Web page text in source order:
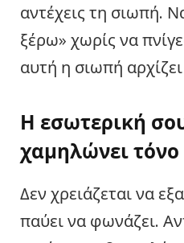
αντέχεις τη σιωπή.
ξέρω» χωρίς να
αυτή η σιωπή
Η εσωτερική
χαμηλώνει τόνο
Δεν χρειάζεται να
παύει να φωνάζει.